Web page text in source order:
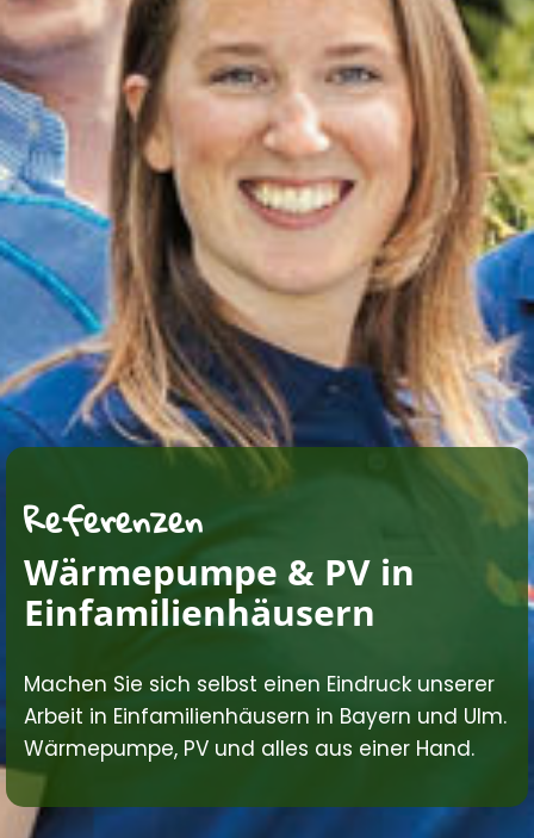
Referenzen
Wärmepumpe & PV in
Einfamilienhäusern
Machen Sie sich selbst einen Eindruck unserer
Arbeit in Einfamilienhäusern in Bayern und Ulm.
Wärmepumpe, PV und alles aus einer Hand.